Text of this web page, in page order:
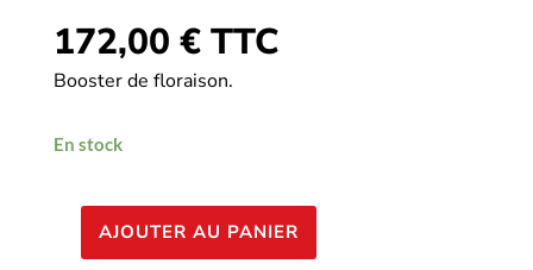
172,00 € TTC
Booster de floraison.
En stock
quantité
AJOUTER AU PANIER